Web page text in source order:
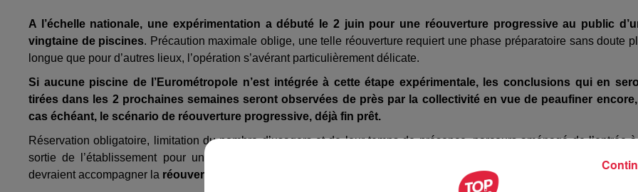
A l’échelle nationale, une expérimentation a débuté le 2 juin pour une réouverture progressive au public
vingtaine de piscines. Précaution maximale oblige, une telle réouverture requiert une phase préparatoire sans doute
longue que pour d’autres lieux, l’opération s’avérant particulièrement délicate.
Si aucune piscine de l’Eurométropole n’est intégrée à cette étape expérimentale, les conclusions qui en
tirées dans les 2 prochaines semaines seront observées de près par la collectivité en vue de peaufiner
cas échéant, le scénario de réouverture progressive, déjà fin prêt.
Réservation obligatoire, limitation du nombre d’usagers et de leur temps de présence, parcours aménagé de l’entrée
sortie de l’établissement pour un plein respect des gestes "barrière" : telles seront quelques-unes des mesures
devraient accompagner la réouverture, dans un premier temps, des 4 principales piscines de l’agglomération